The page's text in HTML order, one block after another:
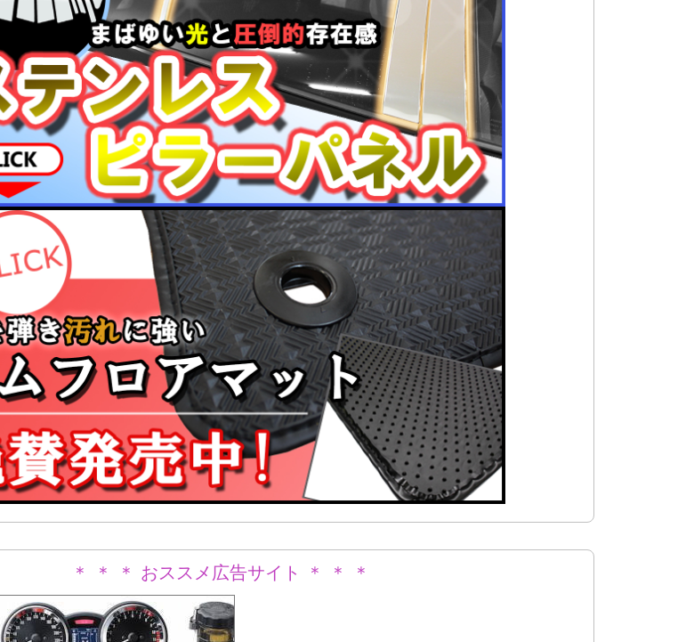
＊ ＊ ＊ おススメ広告サイト ＊ ＊ ＊